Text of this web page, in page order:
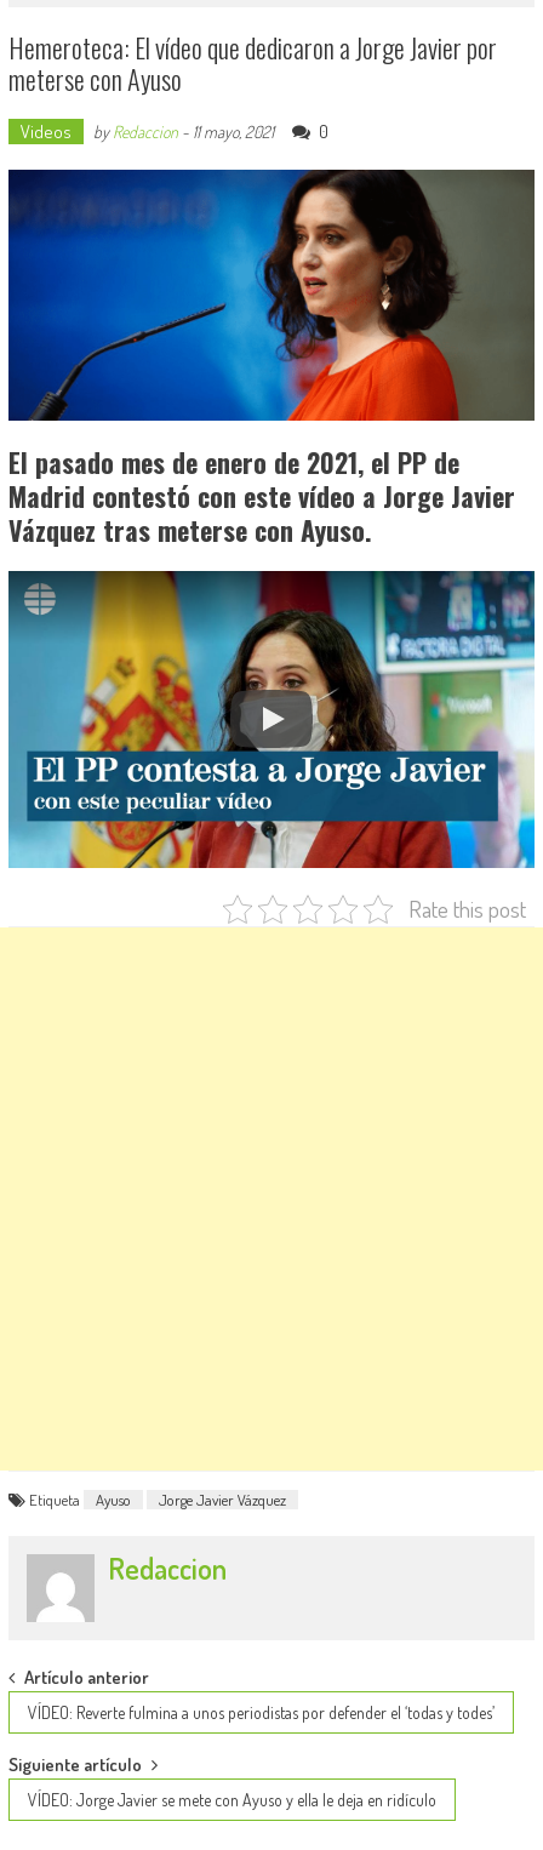
Hemeroteca: El vídeo que dedicaron a Jorge Javier por
meterse con Ayuso
Videos byRedaccion- 11 mayo, 2021 0
El pasado mes de enero de 2021, el PP de
Madrid contestó con este vídeo a Jorge Javier
Vázquez tras meterse con Ayuso.
Rate this post
Etiqueta Ayuso Jorge Javier Vázquez
Redaccion
Post
navigation
Artículo anterior
VÍDEO: Reverte fulmina a unos periodistas por defender el ‘todas y todes’
Siguiente artículo
VÍDEO: Jorge Javier se mete con Ayuso y ella le deja en ridículo